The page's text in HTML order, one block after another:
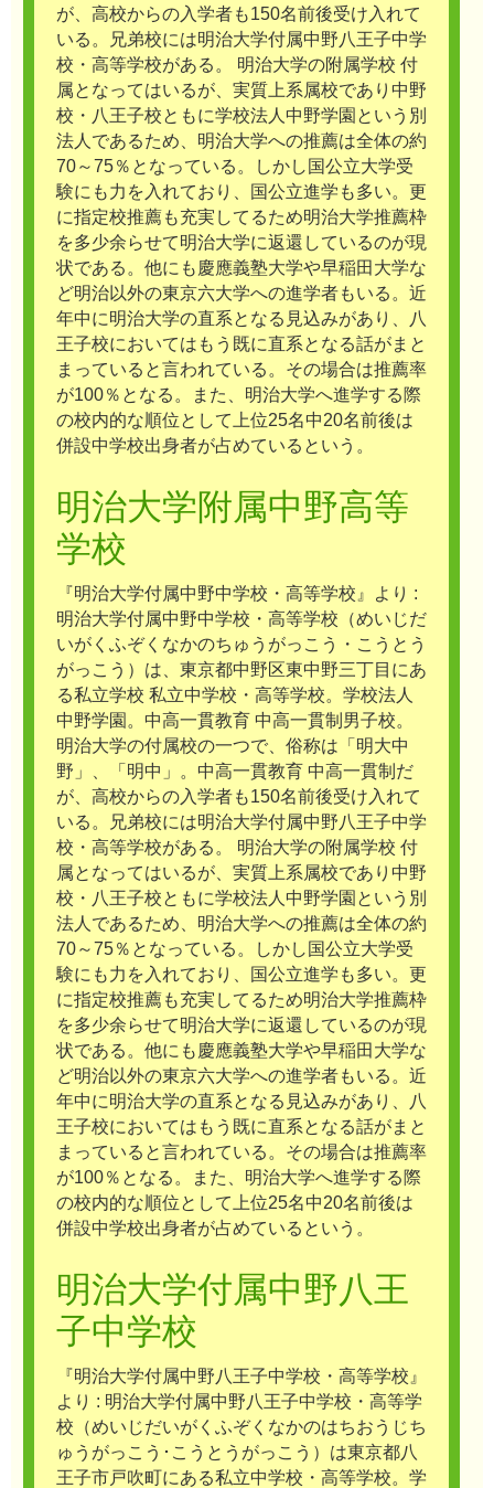
が、高校からの入学者も150名前後受け入れて
いる。兄弟校には明治大学付属中野八王子中学
校・高等学校がある。 明治大学の附属学校 付
属となってはいるが、実質上系属校であり中野
校・八王子校ともに学校法人中野学園という別
法人であるため、明治大学への推薦は全体の約
70～75％となっている。しかし国公立大学受
験にも力を入れており、国公立進学も多い。更
に指定校推薦も充実してるため明治大学推薦枠
を多少余らせて明治大学に返還しているのが現
状である。他にも慶應義塾大学や早稲田大学な
ど明治以外の東京六大学への進学者もいる。近
年中に明治大学の直系となる見込みがあり、八
王子校においてはもう既に直系となる話がまと
まっていると言われている。その場合は推薦率
が100％となる。また、明治大学へ進学する際
の校内的な順位として上位25名中20名前後は
併設中学校出身者が占めているという。
明治大学附属中野高等
学校
『明治大学付属中野中学校・高等学校』より :
明治大学付属中野中学校・高等学校（めいじだ
いがくふぞくなかのちゅうがっこう・こうとう
がっこう）は、東京都中野区東中野三丁目にあ
る私立学校 私立中学校・高等学校。学校法人
中野学園。中高一貫教育 中高一貫制男子校。
明治大学の付属校の一つで、俗称は「明大中
野」、「明中」。中高一貫教育 中高一貫制だ
が、高校からの入学者も150名前後受け入れて
いる。兄弟校には明治大学付属中野八王子中学
校・高等学校がある。 明治大学の附属学校 付
属となってはいるが、実質上系属校であり中野
校・八王子校ともに学校法人中野学園という別
法人であるため、明治大学への推薦は全体の約
70～75％となっている。しかし国公立大学受
験にも力を入れており、国公立進学も多い。更
に指定校推薦も充実してるため明治大学推薦枠
を多少余らせて明治大学に返還しているのが現
状である。他にも慶應義塾大学や早稲田大学な
ど明治以外の東京六大学への進学者もいる。近
年中に明治大学の直系となる見込みがあり、八
王子校においてはもう既に直系となる話がまと
まっていると言われている。その場合は推薦率
が100％となる。また、明治大学へ進学する際
の校内的な順位として上位25名中20名前後は
併設中学校出身者が占めているという。
明治大学付属中野八王
子中学校
『明治大学付属中野八王子中学校・高等学校』
より : 明治大学付属中野八王子中学校・高等学
校（めいじだいがくふぞくなかのはちおうじち
ゅうがっこう･こうとうがっこう）は東京都八
王子市戸吹町にある私立中学校・高等学校。学